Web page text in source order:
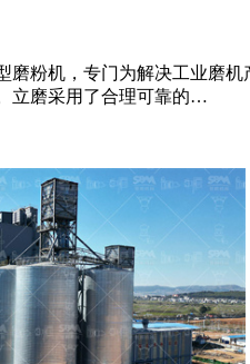
磨粉机，专门为解决工业磨
立磨采用了合理可靠的…